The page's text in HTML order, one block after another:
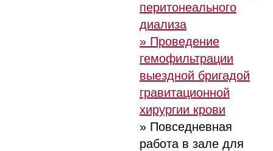
перитонеального
диализа
» Проведение
гемофильтрации
выездной бригадой
гравитационной
хирургии крови
» Повседневная
работа в зале для